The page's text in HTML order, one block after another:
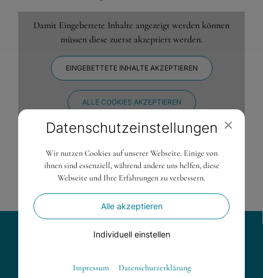
Damit Eingebettete Inhalte angezeigt werden können
müssen diese zuerst akzeptiert werden.
EINGEBETTETE INHALTE AKZEPTIEREN
ALLE COOKIES AKZEPTIEREN
LESEN SIE MEHR
INTERNATIONALES FORSCHUNGSZENTRUM FÜR
Datenschutz­einstellungen
Wir nutzen Cookies auf unserer Webseite. Einige von
ihnen sind essenziell, während andere uns helfen, diese
Webseite und Ihre Erfahrungen zu verbessern.
Alle akzeptieren
Individuell einstellen
Impressum Datenschutzerklärung